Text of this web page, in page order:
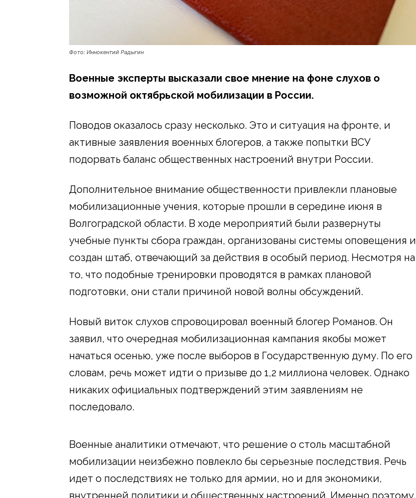
Фото: Иннокентий Радыгин
Военные эксперты высказали свое мнение на фоне слухов о
возможной октябрьской мобилизации в России.
Поводов оказалось сразу несколько. Это и ситуация на фронте, и
активные заявления военных блогеров, а также попытки ВСУ
подорвать баланс общественных настроений внутри России.
Дополнительное внимание общественности привлекли плановые
мобилизационные учения, которые прошли в середине июня в
Волгоградской области. В ходе мероприятий были развернуты
учебные пункты сбора граждан, организованы системы оповещения и
создан штаб, отвечающий за действия в особый период. Несмотря на
то, что подобные тренировки проводятся в рамках плановой
подготовки, они стали причиной новой волны обсуждений.
Новый виток слухов спровоцировал военный блогер Романов. Он
заявил, что очередная мобилизационная кампания якобы может
начаться осенью, уже после выборов в Государственную думу. По его
словам, речь может идти о призыве до 1,2 миллиона человек. Однако
никаких официальных подтверждений этим заявлениям не
последовало.
Военные аналитики отмечают, что решение о столь масштабной
мобилизации неизбежно повлекло бы серьезные последствия. Речь
идет о последствиях не только для армии, но и для экономики,
внутренней политики и общественных настроений. Именно поэтому